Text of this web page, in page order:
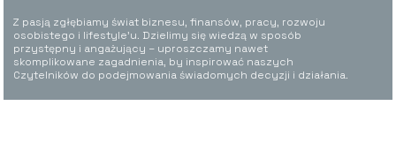
Z pasją zgłębiamy świat biznesu, finansów, pracy, rozwoju
osobistego i lifestyle’u. Dzielimy się wiedzą w sposób
przystępny i angażujący – uproszczamy nawet
skomplikowane zagadnienia, by inspirować naszych
Czytelników do podejmowania świadomych decyzji i działania.